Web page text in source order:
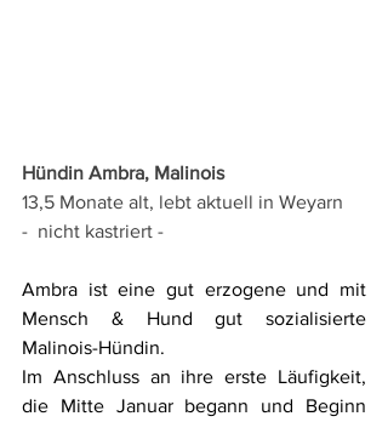
Hündin Ambra, Malinois
13,5 Monate alt, lebt aktuell in Weyarn
-  nicht kastriert -
Ambra ist eine gut erzogene und mit
Mensch & Hund gut sozialisierte
Malinois-Hündin.
Im Anschluss an ihre erste Läufigkeit,
die Mitte Januar begann und Beginn